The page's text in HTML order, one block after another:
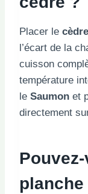
Placer le cèdre
l’écart de la
cuisson
température
le Saumon et
directement